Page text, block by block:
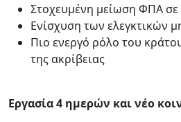
Στοχευμένη μείωση ΦΠΑ
Ενίσχυση των ελεγκτικών
Πιο ενεργό ρόλο του
της ακρίβειας
Εργασία 4 ημερών και νέο